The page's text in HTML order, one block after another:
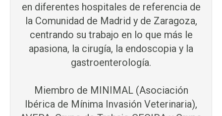
en diferentes hospitales de referencia de
la Comunidad de Madrid y de Zaragoza,
centrando su trabajo en lo que más le
apasiona, la cirugía, la endoscopia y la
gastroenterología.
Miembro de MINIMAL (Asociación
Ibérica de Mínima Invasión Veterinaria),